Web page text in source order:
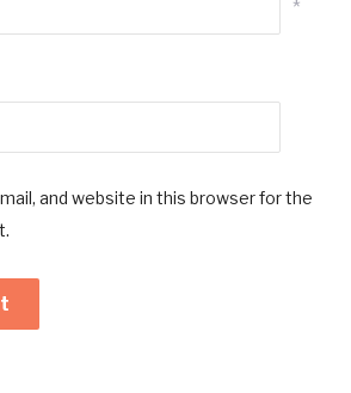
*
and website in this browser for the